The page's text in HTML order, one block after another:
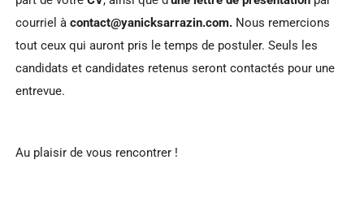
courriel à contact@yanicksarrazin.com. Nous remercions
tout ceux qui auront pris le temps de postuler. Seuls les
candidats et candidates retenus seront contactés pour une
entrevue.
Au plaisir de vous rencontrer !